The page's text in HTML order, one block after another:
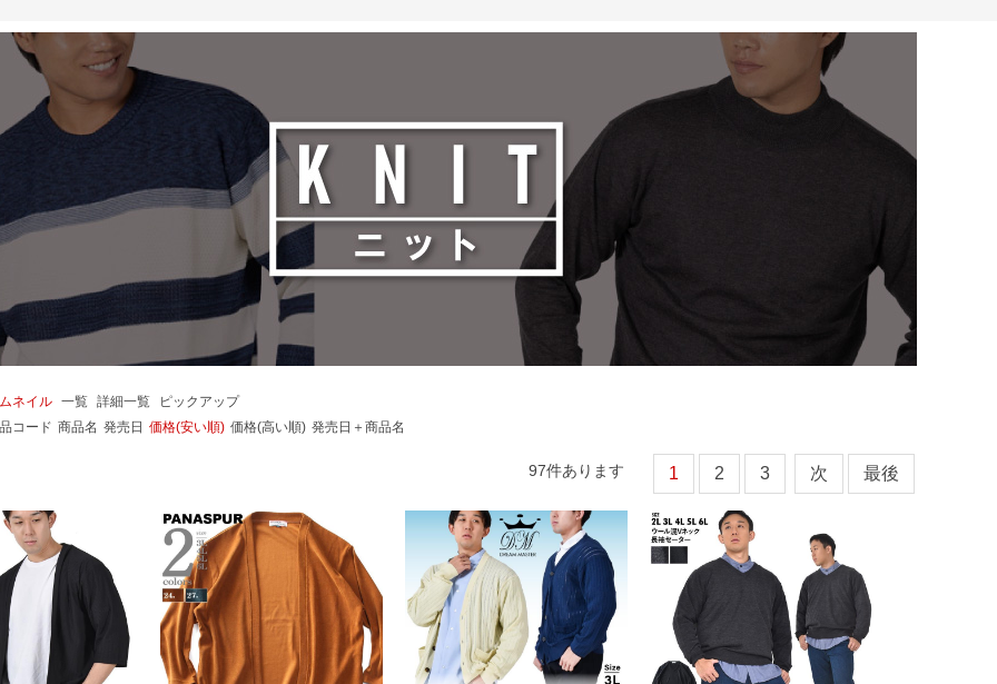
ネイル 一覧 詳細一覧
ピックアップ
コード 商品名 発売日 価格(安い順) 価格(高い順) 発売日＋商品名
97件あります 1 2 3 次 最後